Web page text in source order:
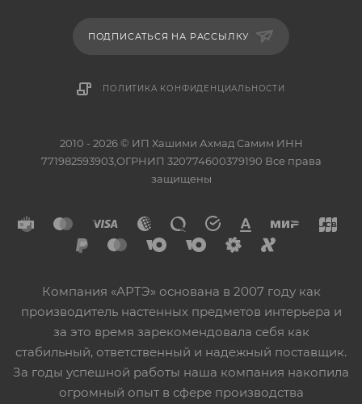
ПОДПИСАТЬСЯ НА РАССЫЛКУ
ПОЛИТИКА КОНФИДЕНЦИАЛЬНОСТИ
2010 - 2026 © ИП Хашими Ахмад Самим ИНН
771982593903,ОГРНИП 320774600379190 Все права
защищены
Компания «АРТЭ» основана в 2007 году как
производитель настенных предметов интерьера и
за это время зарекомендовала себя как
стабильный, ответственный и надежный поставщик.
За годы успешной работы наша компания накопила
огромный опыт в сфере производства